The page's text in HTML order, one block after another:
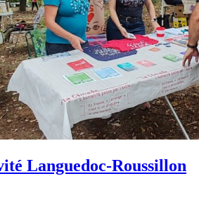
Languedoc-Roussillon